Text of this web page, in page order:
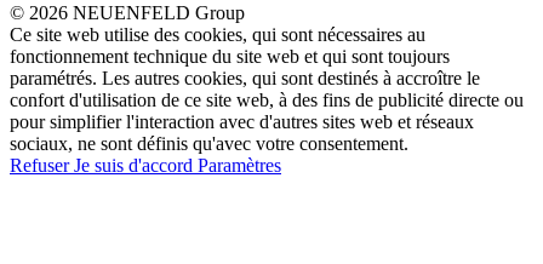
© 2026 NEUENFELD Group
Ce site web utilise des cookies, qui sont nécessaires au
fonctionnement technique du site web et qui sont toujours
paramétrés. Les autres cookies, qui sont destinés à accroître le
confort d'utilisation de ce site web, à des fins de publicité directe ou
pour simplifier l'interaction avec d'autres sites web et réseaux
sociaux, ne sont définis qu'avec votre consentement.
RefuserJe suis d'accord Paramètres